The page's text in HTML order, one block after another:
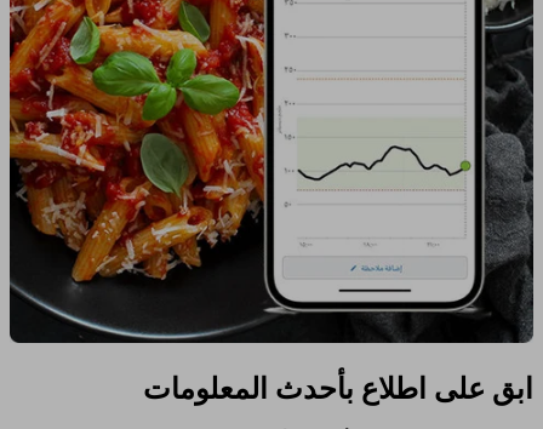
ابق على اطلاع بأحدث المعلومات